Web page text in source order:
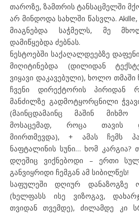
თაროზე, ზამთრის ტანსაცმელში
არ მინდოდა სახლში წასვლა. Akille,
მიაგნებდა საჭმელს, მე
დამიწყებდა ძებნას.
ნესტოებში საქაღალდეებზე
მიღიტინებდა (დილიდან
ვიყავი დაკავებული), ხოლო თმაში
ჩვენი დირექტორის პირიდან
მანძილზე გადმოტყორცნილი
(მაინცდამაინც მაშინ მიხმო
მოსაცემად, როცა თავის
მიირთმევდა), + ამას ჩემს
ნაფტალინის სუნი… ხომ კარგია?
დღეშიც ვიქნებოდი – ერთი
განვიყრიდი ჩემგან ამ სიბილწეს!
საფულეში დღიურ დანაზოგზე
(ხელფასს ისე ვიზოგავ,
თვიდან თვემდე), ძილამდე კი